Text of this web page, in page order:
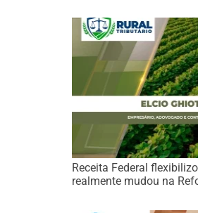
Receita Federal
realmente mudou na